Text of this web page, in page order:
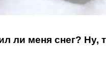
ли меня снег? Ну,